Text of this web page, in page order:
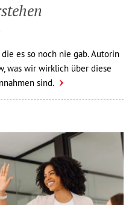
es so noch nie gab. Autorin
was wir wirklich über diese
sind.